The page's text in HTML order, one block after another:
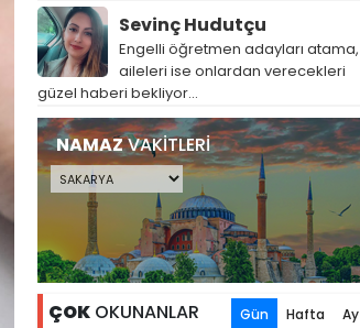
Sevinç Hudutçu
Engelli öğretmen adayları atama,
aileleri ise onlardan verecekleri
güzel haberi bekliyor...
NAMAZVAKİTLERİ
ÇOKOKUNANLAR Gün Hafta Ay